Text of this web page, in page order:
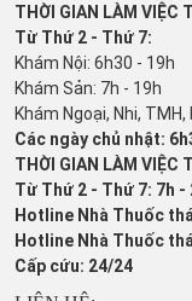
THỜI GIAN LÀM VIỆC
Từ Thứ 2 - Thứ 7:
Khám Nội: 6h30 - 19h
Khám Sản: 7h - 19h
Khám Ngoại, Nhi, TMH,
Các ngày chủ nhật:
THỜI GIAN LÀM VIỆC
Từ Thứ 2 - Thứ 7: 7h -
Hotline Nhà Thuốc
Hotline Nhà Thuốc
Cấp cứu: 24/24